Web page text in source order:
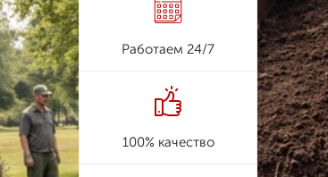
Работаем 24/7
100% качество